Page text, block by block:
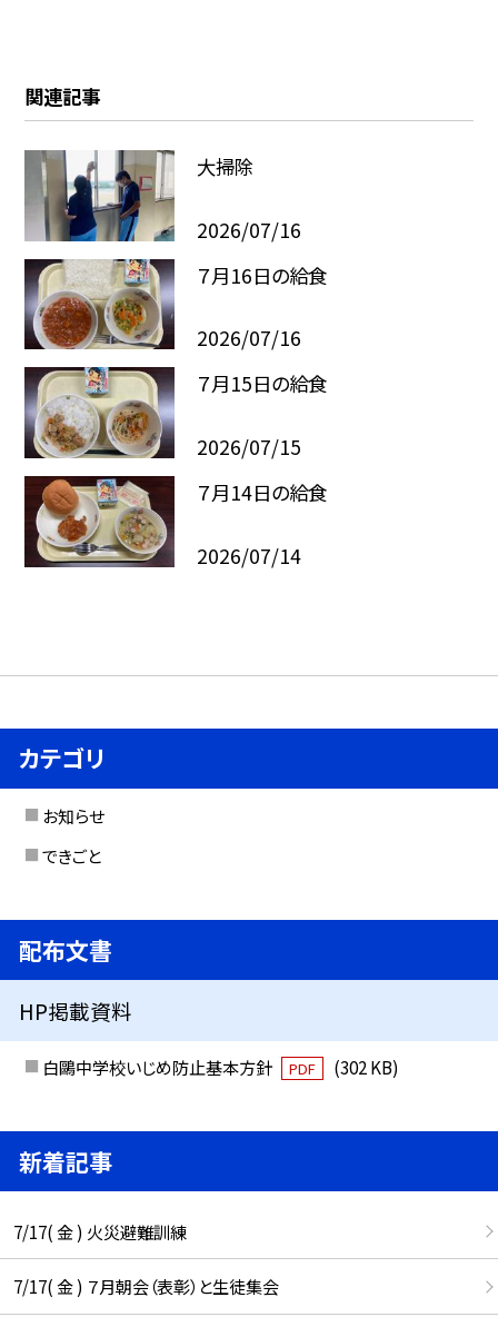
関連記事
大掃除
2026/07/16
７月16日の給食
2026/07/16
７月15日の給食
2026/07/15
７月14日の給食
2026/07/14
カテゴリ
お知らせ
できごと
配布文書
HP掲載資料
白鷗中学校いじめ防止基本方針 PDF (302 KB)
新着記事
7/17( 金 ) 火災避難訓練
7/17( 金 ) ７月朝会（表彰）と生徒集会